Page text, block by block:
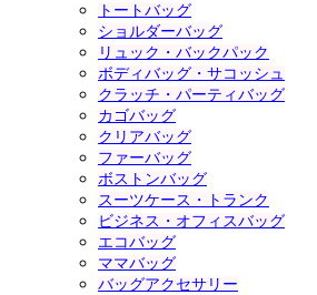
トートバッグ
ショルダーバッグ
リュック・バックパック
ボディバッグ・サコッシュ
クラッチ・パーティバッグ
カゴバッグ
クリアバッグ
ファーバッグ
ボストンバッグ
スーツケース・トランク
ビジネス・オフィスバッグ
エコバッグ
ママバッグ
バッグアクセサリー